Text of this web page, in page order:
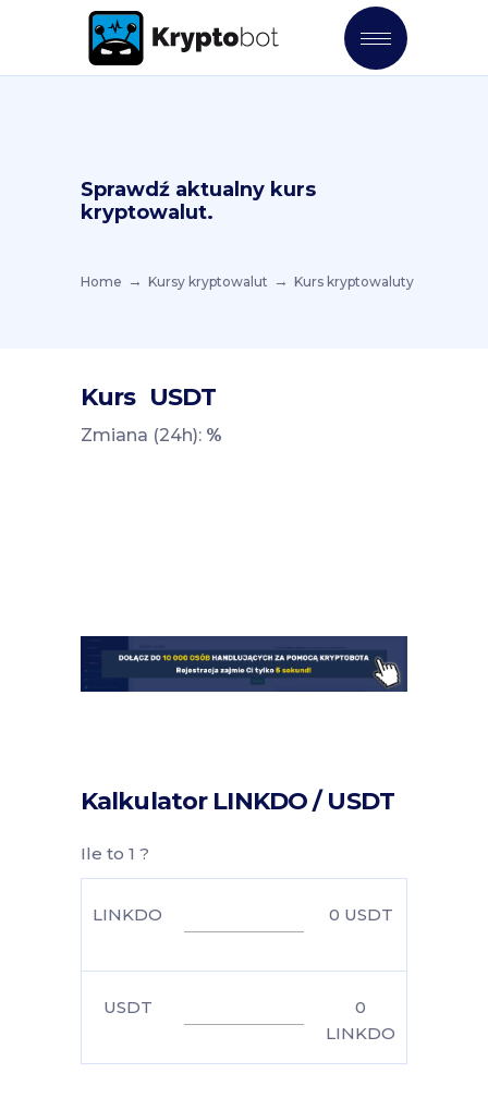
Sprawdź aktualny kurs
kryptowalut.
Home Kursy kryptowalut Kurs kryptowaluty
Kurs USDT
Zmiana (24h): %
Kalkulator LINKDO / USDT
Ile to 1 ?
LINKDO 0 USDT
USDT
0
LINKDO